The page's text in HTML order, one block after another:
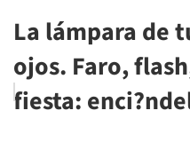
La lámpara de
ojos. Faro,
fiesta: